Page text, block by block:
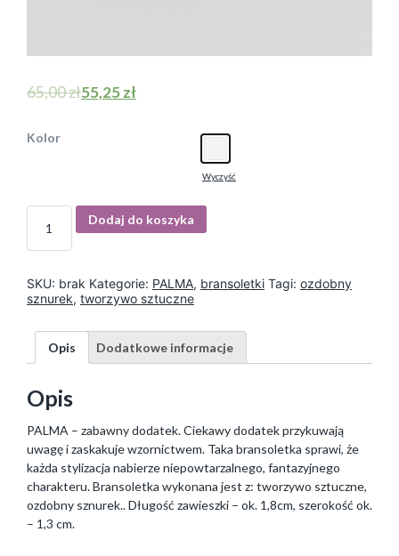
65,00zł55,25zł
Kolor
Wyczyść
I
ś
Dodaj do koszyka
SKU: brak Kategorie: PALMA, bransoletki Tagi: ozdobny
sznurek, tworzywo sztuczne
Opis Dodatkowe informacje
Opis
PALMA – zabawny dodatek. Ciekawy dodatek przykuwają
uwagę i zaskakuje wzornictwem. Taka bransoletka sprawi, że
każda stylizacja nabierze niepowtarzalnego, fantazyjnego
charakteru. Bransoletka wykonana jest z: tworzywo sztuczne,
ozdobny sznurek.. Długość zawieszki – ok. 1,8cm, szerokość ok.
– 1,3 cm.